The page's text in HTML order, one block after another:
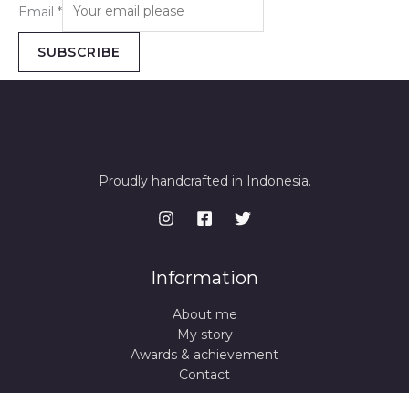
Email *
SUBSCRIBE
Proudly handcrafted in Indonesia.
Information
About me
My story
Awards & achievement
Contact